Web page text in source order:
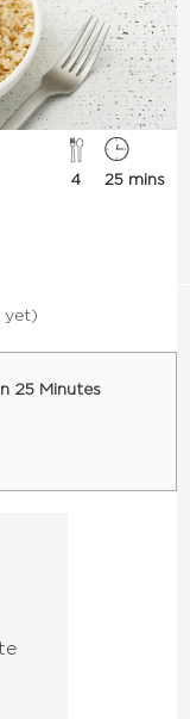
4 25 mins
yet)
25 Minutes